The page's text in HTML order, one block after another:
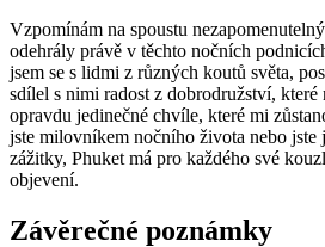
Vzpomínám na spoustu
odehrály‍ právě v těchto nočních
jsem se s‍ lidmi z různých koutů světa,
sdílel s nimi radost z dobrodružství,
opravdu jedinečné chvíle, které mi
jste ⁢milovníkem‍ nočního života nebo jste⁢
zážitky, Phuket ‌má pro každého své
objevení.
Závěrečné⁣ poznámky